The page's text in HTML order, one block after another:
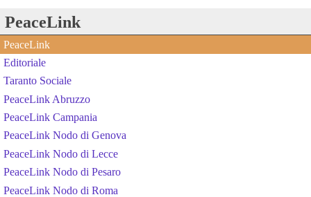
PeaceLink
PeaceLink
Editoriale
Taranto Sociale
PeaceLink Abruzzo
PeaceLink Campania
PeaceLink Nodo di Genova
PeaceLink Nodo di Lecce
PeaceLink Nodo di Pesaro
PeaceLink Nodo di Roma